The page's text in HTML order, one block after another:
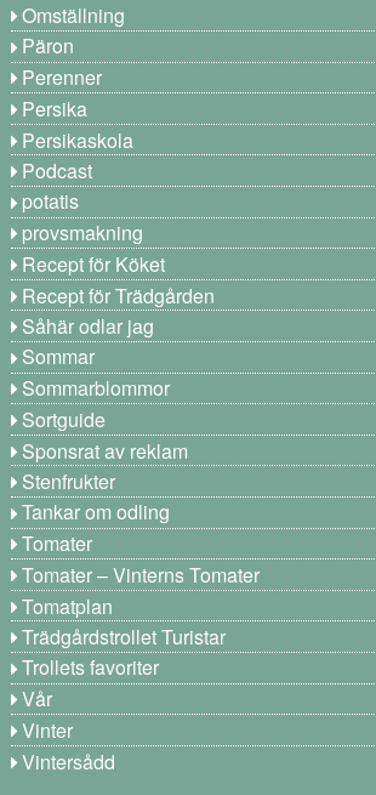
Omställning
Päron
Perenner
Persika
Persikaskola
Podcast
potatis
provsmakning
Recept för Köket
Recept för Trädgården
Såhär odlar jag
Sommar
Sommarblommor
Sortguide
Sponsrat av reklam
Stenfrukter
Tankar om odling
Tomater
Tomater – Vinterns Tomater
Tomatplan
Trädgårdstrollet Turistar
Trollets favoriter
Vår
Vinter
Vintersådd